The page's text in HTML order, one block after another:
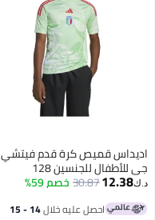
اديداس قميص كرة قدم فيتشي
جي للأطفال للجنسين 128
د.ك‏12.38
30.87خصم 59%
احصل عليه خلال 14 - 15